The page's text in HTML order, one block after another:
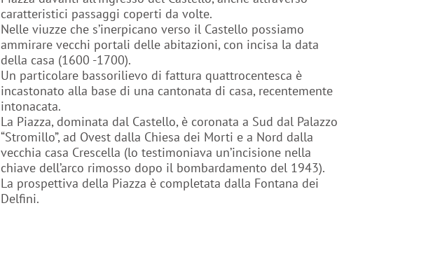
caratteristici passaggi coperti da volte.
Nelle viuzze che s’inerpicano verso il Castello possiamo
ammirare vecchi portali delle abitazioni, con incisa la data
della casa (1600 -1700).
Un particolare bassorilievo di fattura quattrocentesca è
incastonato alla base di una cantonata di casa, recentemente
intonacata.
La Piazza, dominata dal Castello, è coronata a Sud dal Palazzo
“Stromillo”, ad Ovest dalla Chiesa dei Morti e a Nord dalla
vecchia casa Crescella (lo testimoniava un’incisione nella
chiave dell’arco rimosso dopo il bombardamento del 1943).
La prospettiva della Piazza è completata dalla Fontana dei
Delfini.